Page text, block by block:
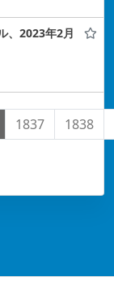
、2023年2月
1837 1838